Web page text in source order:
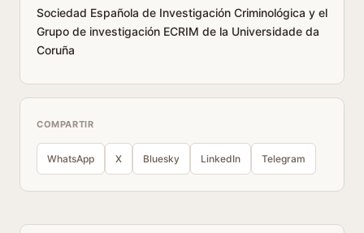
Sociedad Española de Investigación Criminológica y el
Grupo de investigación ECRIM de la Universidade da
Coruña
COMPARTIR
WhatsApp X Bluesky LinkedIn Telegram